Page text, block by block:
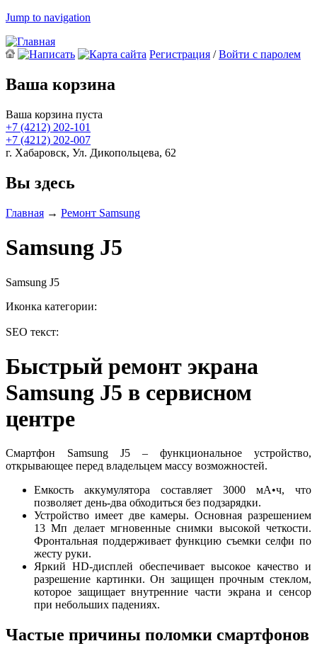
Jump to navigation
Регистрация /Войти с паролем
Ваша корзина
Ваша корзина пуста
+7 (4212) 202-101
+7 (4212) 202-007
г. Хабаровск, Ул. Дикопольцева, 62
Вы здесь
Главная → Ремонт Samsung
Samsung J5
Samsung J5
Иконка категории:
SEO текст:
Быстрый ремонт экрана
Samsung J5 в сервисном
центре
Смартфон Samsung J5 – функциональное устройство,
открывающее перед владельцем массу возможностей.
Емкость аккумулятора составляет 3000 мА•ч, что
позволяет день-два обходиться без подзарядки.
Устройство имеет две камеры. Основная разрешением
13 Мп делает мгновенные снимки высокой четкости.
Фронтальная поддерживает функцию съемки селфи по
жесту руки.
Яркий HD-дисплей обеспечивает высокое качество и
разрешение картинки. Он защищен прочным стеклом,
которое защищает внутренние части экрана и сенсор
при небольших падениях.
Частые причины поломки смартфонов